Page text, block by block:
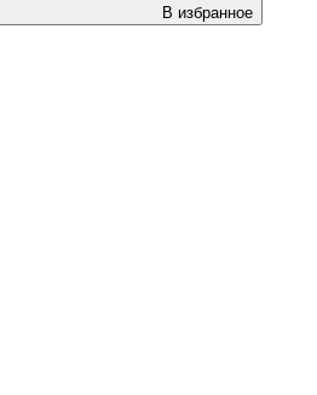
В избранное